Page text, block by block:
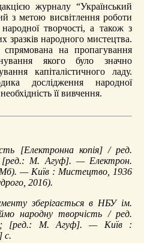
журналу “Український
з метою висвітлення роботи
творчості, а також з
зразків народного мистецтва.
на пропагування
якого було значно
капіталістичного ладу.
дослідження народної
її вивчення.
[Електронна копія] / ред.
М. Агуф]. — Електрон.
— Київ : Мистецтво, 1936
2016).
зберігається в НБУ ім.
народну творчість / ред.
; [ред.: М. Агуф]. — Київ :
с.